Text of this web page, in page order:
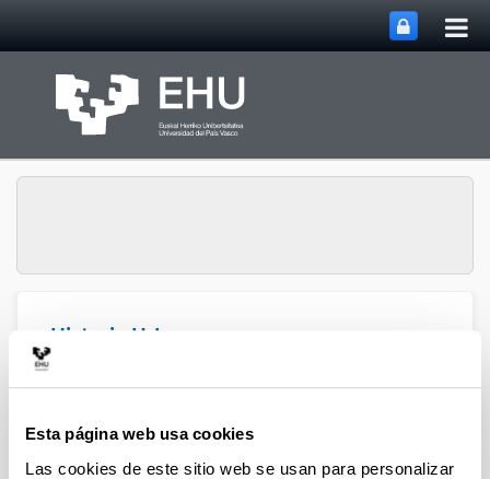
Esta página web usa cookies
Las cookies de este sitio web se usan para personalizar
Historia Urbana.
Población y Patrimonio
Capítulos de libro